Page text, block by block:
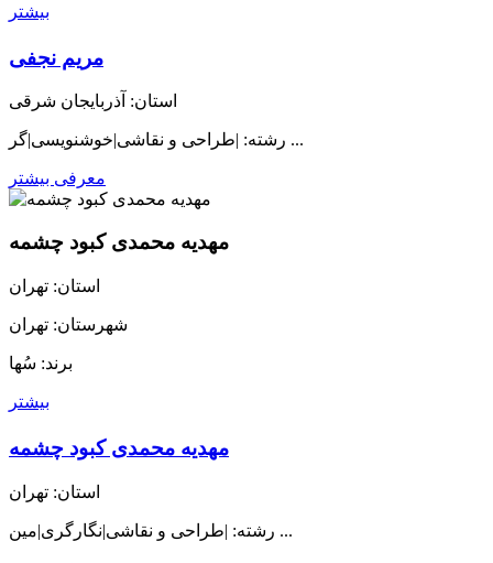
بیشتر
مریم نجفی
استان: آذربایجان شرقی
رشته: |طراحی و نقاشی|خوشنویسی|گر ...
معرفی بیشتر
مهدیه محمدی کبود چشمه
استان: تهران
شهرستان: تهران
برند: سُها
بیشتر
مهدیه محمدی کبود چشمه
استان: تهران
رشته: |طراحی و نقاشی|نگارگری|مین ...